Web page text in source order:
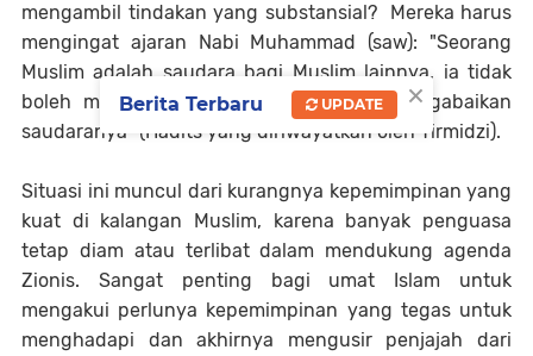
mengambil tindakan yang substansial? Mereka harus
mengingat ajaran Nabi Muhammad (saw): "Seorang
Muslim adalah saudara bagi Muslim lainnya, ia tidak
boleh mengkhianati, berbohong, atau mengabaikan
saudaranya" (Hadits yang diriwayatkan oleh Tirmidzi).
Situasi ini muncul dari kurangnya kepemimpinan yang
kuat di kalangan Muslim, karena banyak penguasa
tetap diam atau terlibat dalam mendukung agenda
Zionis. Sangat penting bagi umat Islam untuk
mengakui perlunya kepemimpinan yang tegas untuk
menghadapi dan akhirnya mengusir penjajah dari
×
Berita Terbaru UPDATE